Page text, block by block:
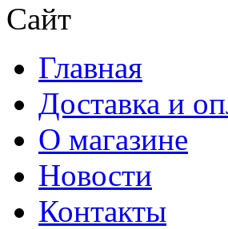
Сайт
Главная
Доставка и
О магазине
Новости
Контакты